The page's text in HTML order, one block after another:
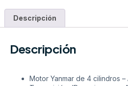
Descripción
Descripción
Motor Yanmar de 4 cilindros